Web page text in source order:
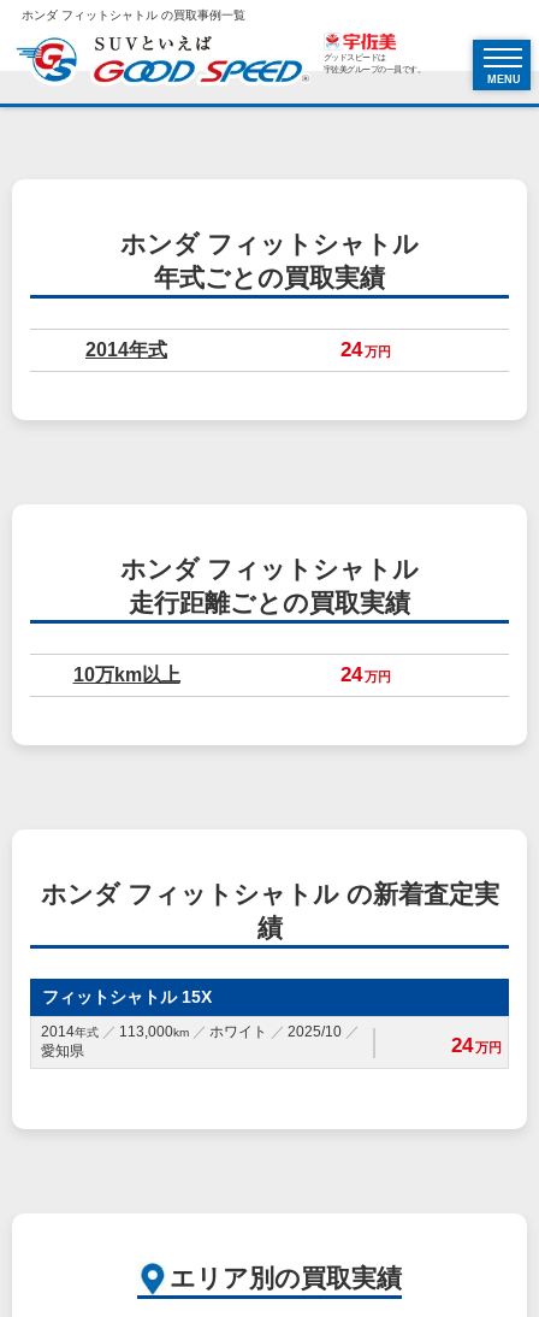
ホンダ フィットシャトル の買取事例一覧
グッドスピードは
宇佐美グループの一員です。
MENU
ホンダ フィットシャトル
年式ごとの買取実績
2014年式 24万円
ホンダ フィットシャトル
走行距離ごとの買取実績
10万km以上 24万円
ホンダ フィットシャトル の新着査定実
績
フィットシャトル 15X
2014年式 113,000km ホワイト
2025/10
愛知県
24万円
エリア別の買取実績